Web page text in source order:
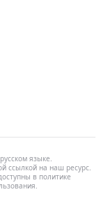
языке.
ссылкой на наш ресурс.
в политике
.